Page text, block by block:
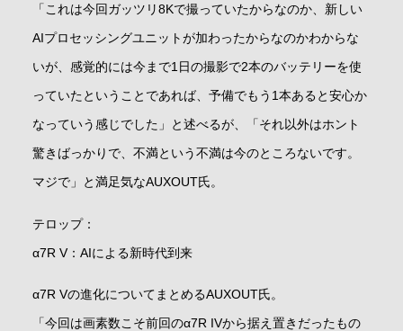
「これは今回ガッツリ8Kで撮っていたからなのか、新しい
AIプロセッシングユニットが加わったからなのかわからな
いが、感覚的には今まで1日の撮影で2本のバッテリーを使
っていたということであれば、予備でもう1本あると安心か
なっていう感じでした」と述べるが、「それ以外はホント
驚きばっかりで、不満という不満は今のところないです。
マジで」と満足気なAUXOUT氏。
テロップ：
α7R V：AIによる新時代到来
α7R Vの進化についてまとめるAUXOUT氏。
「今回は画素数こそ前回のα7R IVから据え置きだったもの